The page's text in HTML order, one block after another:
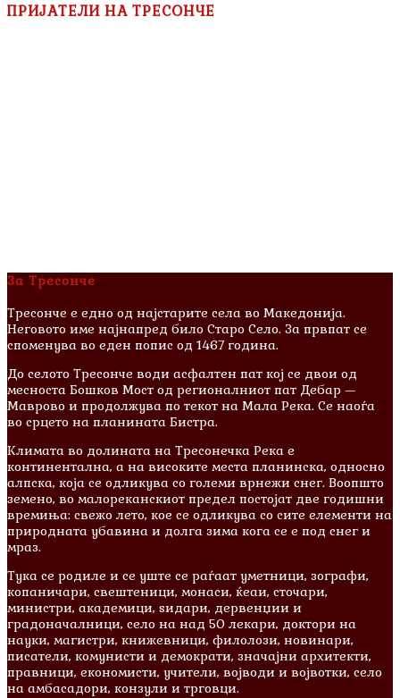
ПРИЈАТЕЛИ НА ТРЕСОНЧЕ
За Тресонче
Тресонче е едно од најстарите села во Македонија.
Неговото име најнапред било Старо Село. За првпат се
споменува во еден попис од 1467 година.
До селото Тресонче води асфалтен пат кој се двои од
месноста Бошков Мост од регионалниот пат Дебар —
Маврово и продолжува по текот на Мала Река. Се наоѓа
во срцето на планината Бистра.
Климата во долината на Тресонечка Река е
континентална, а на високите места планинска, односно
алпска, која се одликува со големи врнежи снег. Воопшто
земено, во малореканскиот предел постојат две годишни
времиња: свежо лето, кое се одликува со сите елементи на
природната убавина и долга зима кога се е под снег и
мраз.
Тука се родиле и сe уште се раѓаат уметници, зографи,
копаничари, свештеници, монаси, ќеаи, сточари,
министри, академици, ѕидари, дервенџии и
градоначалници, село на над 50 лекари, доктори на
науки, магистри, книжевници, филолози, новинари,
писатели, комунисти и демократи, значајни архитекти,
правници, економисти, учители, војводи и војвотки, село
на амбасадори, конзули и трговци.